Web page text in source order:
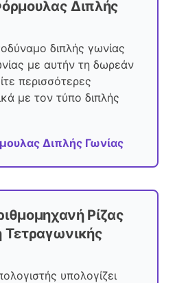
Διπλής
διπλής γωνίας
με αυτήν τη δωρεάν
περισσότερες
με τον τύπο διπλής
Διπλής Γωνίας
Ρίζας
Τετραγωνικής
υπολογίζει